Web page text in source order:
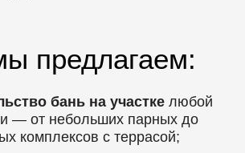
предлагаем:
бань на участке любой
— от небольших парных до
комплексов с террасой;